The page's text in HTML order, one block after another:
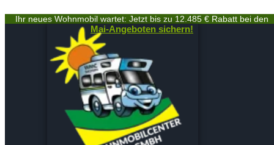
Ihr neues Wohnmobil wartet: Jetzt bis zu 12.485 € Rabatt bei den
Mai-Angeboten sichern!